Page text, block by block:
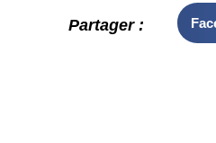
Partager :